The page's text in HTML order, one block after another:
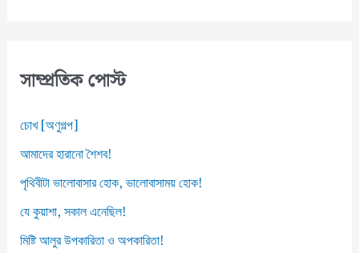
সাম্প্রতিক পোস্ট
চোখ [অণুগল্প]
আমাদের হারানো শৈশব!
পৃথিবীটা ভালোবাসার হোক, ভালোবাসাময় হোক!
যে কুয়াশা, সকাল এনেছিল!
মিষ্টি আলুর উপকারিতা ও অপকারিতা!